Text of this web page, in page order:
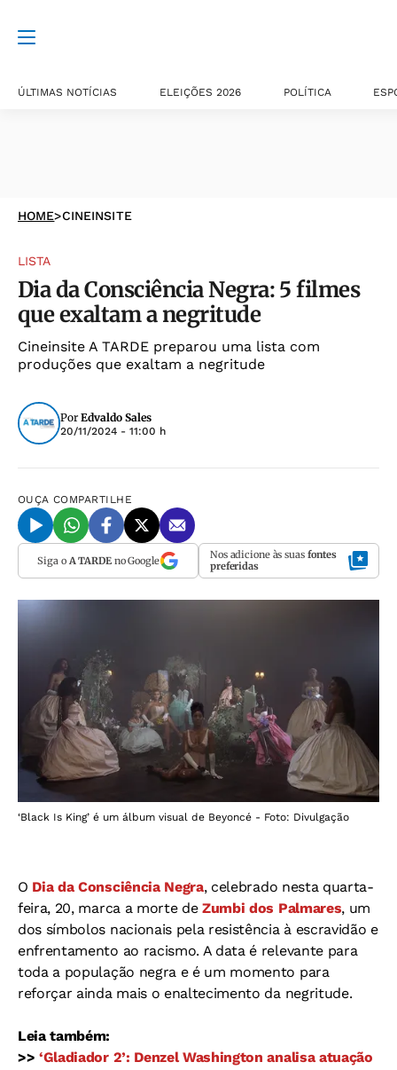
ÚLTIMAS NOTÍCIAS ELEIÇÕES 2026 POLÍTICA
HOME>CINEINSITE
LISTA
Dia da Consciência Negra: 5 filmes
que exaltam a negritude
Cineinsite A TARDE preparou uma lista com
produções que exaltam a negritude
Por Edvaldo Sales
20/11/2024 - 11:00 h
OUÇA COMPARTILHE
Siga o A TARDEno Google Nos adicione às suas fontes
preferidas
‘Black Is King’ é um álbum visual de Beyoncé - Foto: Divulgação
O Dia da Consciência Negra, celebrado nesta quarta-
feira, 20, marca a morte deZumbi dos Palmares, um
dos símbolos nacionais pela resistência à escravidão e
enfrentamento ao racismo. A data é relevante para
toda a população negra e é um momento para
reforçar ainda mais o enaltecimento da negritude.
Leia também:
>>‘Gladiador 2’: Denzel Washington analisa atuação